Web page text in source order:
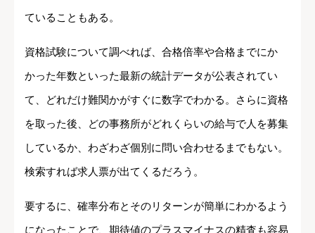
ていることもある。
資格試験について調べれば、合格倍率や合格までにか
かった年数といった最新の統計データが公表されてい
て、どれだけ難関かがすぐに数字でわかる。さらに資格
を取った後、どの事務所がどれくらいの給与で人を募集
しているか、わざわざ個別に問い合わせるまでもない。
検索すれば求人票が出てくるだろう。
要するに、確率分布とそのリターンが簡単にわかるよう
になったことで、期待値のプラスマイナスの精査も容易